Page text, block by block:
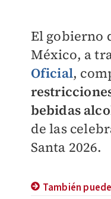
El gobierno
México, a
Oficial,
bebidas
de las
Santa 2026.
También